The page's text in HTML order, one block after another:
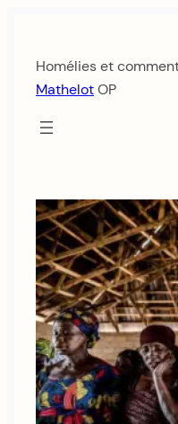
contenu
Homélies et
MathelotOP